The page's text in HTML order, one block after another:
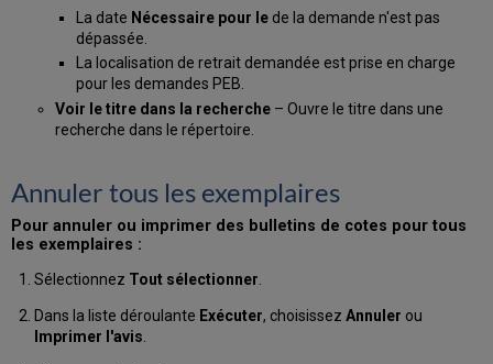
La date Nécessaire pour le de la demande n'est pas
dépassée.
La localisation de retrait demandée est prise en charge
pour les demandes PEB.
Voir le titre dans la recherche– Ouvre le titre dans une
recherche dans le répertoire.
Annuler tous les exemplaires
Pour annuler ou imprimer des bulletins de cotes pour tous
les exemplaires :
Sélectionnez Tout sélectionner
Dans la liste déroulante Exécuter, choisissez Annuler ou
Imprimer l'avis